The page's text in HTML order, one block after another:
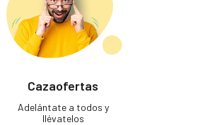
Cazaofertas
Adelántate a todos y
llévatelos